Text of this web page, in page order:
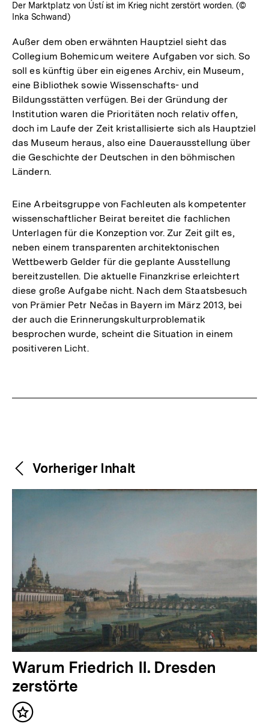
Der Marktplatz von Ústí ist im Krieg nicht zerstört worden. (©
Inka Schwand)
Außer dem oben erwähnten Hauptziel sieht das
Collegium Bohemicum weitere Aufgaben vor sich. So
soll es künftig über ein eigenes Archiv, ein Museum,
eine Bibliothek sowie Wissenschafts- und
Bildungsstätten verfügen. Bei der Gründung der
Institution waren die Prioritäten noch relativ offen,
doch im Laufe der Zeit kristallisierte sich als Hauptziel
das Museum heraus, also eine Dauerausstellung über
die Geschichte der Deutschen in den böhmischen
Ländern.
Eine Arbeitsgruppe von Fachleuten als kompetenter
wissenschaftlicher Beirat bereitet die fachlichen
Unterlagen für die Konzeption vor. Zur Zeit gilt es,
neben einem transparenten architektonischen
Wettbewerb Gelder für die geplante Ausstellung
bereitzustellen. Die aktuelle Finanzkrise erleichtert
diese große Aufgabe nicht. Nach dem Staatsbesuch
von Prämier Petr Nečas in Bayern im März 2013, bei
der auch die Erinnerungskulturproblematik
besprochen wurde, scheint die Situation in einem
positiveren Licht.
Weitere
Inhalte
Content-
Navigation
Vorheriger Inhalt
V
o
r
Warum Friedrich II. Dresden
zerstörte
Inhalt